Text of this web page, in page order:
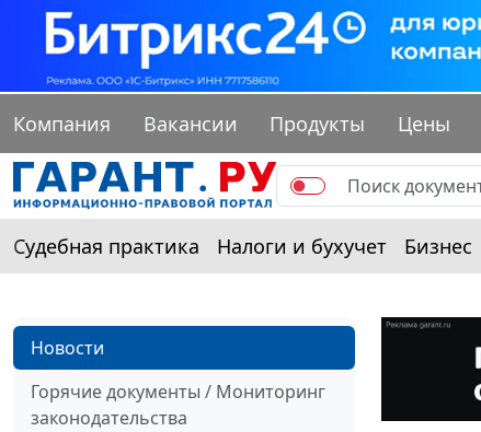
Компания Вакансии Продукты Цены
Судебная практика Налоги и бухучет Бизнес
Новости
Горячие документы / Мониторинг
законодательства